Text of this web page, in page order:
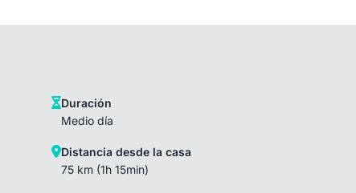
Duración
Medio día
Distancia desde la casa
75 km (1h 15min)